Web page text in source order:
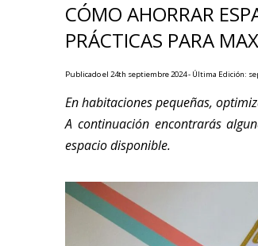
CÓMO AHORRAR
PRÁCTICAS PARA
Publicado el 24th septiembre 2024 - Última Edición:
En habitaciones pequeñas,
A continuación encontrarás
espacio disponible.